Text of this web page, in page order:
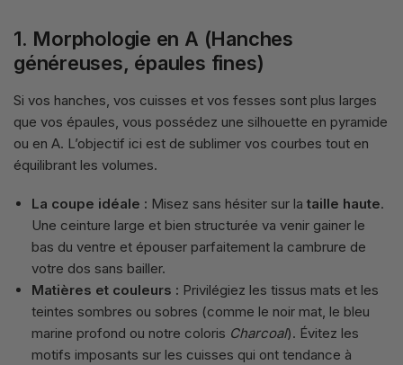
1. Morphologie en A (Hanches
généreuses, épaules fines)
Si vos hanches, vos cuisses et vos fesses sont plus larges
que vos épaules, vous possédez une silhouette en pyramide
ou en A. L’objectif ici est de sublimer vos courbes tout en
équilibrant les volumes.
La coupe idéale : Misez sans hésiter sur la taille haute.
Une ceinture large et bien structurée va venir gainer le
bas du ventre et épouser parfaitement la cambrure de
votre dos sans bailler.
Matières et couleurs : Privilégiez les tissus mats et les
teintes sombres ou sobres (comme le noir mat, le bleu
marine profond ou notre coloris Charcoal). Évitez les
motifs imposants sur les cuisses qui ont tendance à